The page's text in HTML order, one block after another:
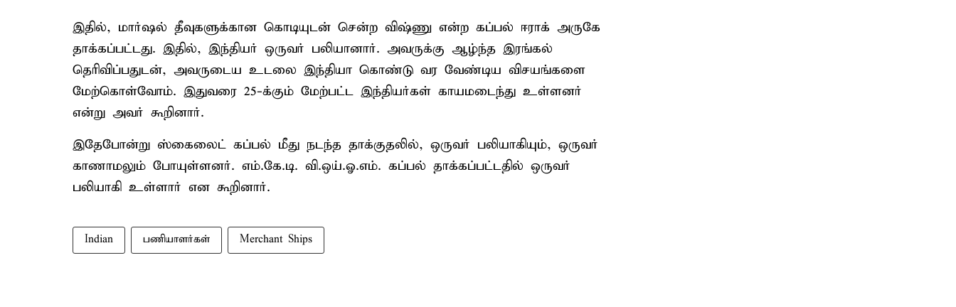
இதில், மார்ஷல் தீவுகளுக்கான கொடியுடன் சென்ற விஷ்ணு என்ற கப்பல் ஈராக் அருகே
தாக்கப்பட்டது. இதில், இந்தியர் ஒருவர் பலியானார். அவருக்கு ஆழ்ந்த இரங்கல்
தெரிவிப்பதுடன், அவருடைய உடலை இந்தியா கொண்டு வர வேண்டிய விசயங்களை
மேற்கொள்வோம். இதுவரை 25-க்கும் மேற்பட்ட இந்தியர்கள் காயமடைந்து உள்ளனர்
என்று அவர் கூறினார்.
இதேபோன்று ஸ்கைலைட் கப்பல் மீது நடந்த தாக்குதலில், ஒருவர் பலியாகியும், ஒருவர்
காணாமலும் போயுள்ளனர். எம்.கே.டி. வி.ஒய்.ஓ.எம். கப்பல் தாக்கப்பட்டதில் ஒருவர்
பலியாகி உள்ளார் என கூறினார்.
Indian பணியாளர்கள் Merchant Ships